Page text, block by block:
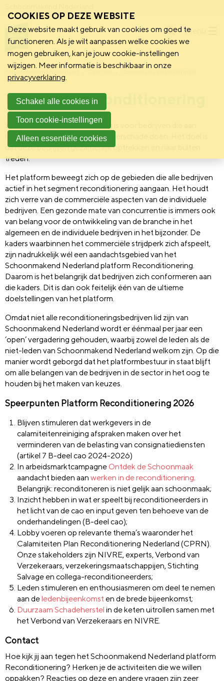
Menu
Schoonmakend Nederland
Platform Reconditionering
Het platform Reconditionering is voor bedrijven die aan
herstel na brand-, storm- en waterschade doen. Het doel is
dat deze bedrijven gezamenlijk optrekken en naar buiten
treden.
Het platform beweegt zich op de gebieden die alle bedrijven
actief in het segment reconditionering aangaan. Het houdt
zich verre van de commerciële aspecten van de individuele
bedrijven. Een gezonde mate van concurrentie is immers ook
van belang voor de ontwikkeling van de branche in het
algemeen en de individuele bedrijven in het bijzonder. De
kaders waarbinnen het commerciële strijdperk zich afspeelt,
zijn nadrukkelijk wél een aandachtsgebied van het
Schoonmakend Nederland platform Reconditionering.
Daarom is het belangrijk dat bedrijven zich conformeren aan
die kaders. Dit is dan ook feitelijk één van de ultieme
doelstellingen van het platform.
Omdat niet alle reconditioneringsbedrijven lid zijn van
Schoonmakend Nederland wordt er éénmaal per jaar een
‘open’ vergadering gehouden, waarbij zowel de leden als de
niet-leden van Schoonmakend Nederland welkom zijn. Op die
manier wordt geborgd dat het platformbestuur in staat blijft
om alle belangen van de bedrijven in de sector in het oog te
houden bij het maken van keuzes.
Speerpunten Platform Reconditionering 2026
Blijven stimuleren dat werkgevers in de
calamiteitenreiniging afspraken maken over het
verminderen van de belasting van consignatiediensten
(artikel 7 B-deel cao 2024-2026)
In arbeidsmarktcampagne Ontdek de Schoonmaak
aandacht bieden aan werken in de reconditionering.
Belangrijk: reconditoneren is niet gelijk aan schoonmaak;
Inzicht hebben in wat er speelt bij reconditioneerders in
het licht van de cao en input geven ten behoeve van de
onderhandelingen (B-deel cao);
Lobby voeren op relevante thema’s waaronder het
Calamiteiten Plan Reconditionering Nederland (CPRN).
Onze stakeholders zijn NIVRE, experts, Verbond van
Verzekeraars, verzekeringsmaatschappijen, Stichting
Salvage en collega-reconditioneerders;
Leden stimuleren en enthousiasmeren om deel te nemen
aan deledenbijeenkomsten de brede bijeenkomst;
Duurzaam Schadeherstel in de keten uitrollen samen met
het Verbond van Verzekeraars en NIVRE.
Contact
Hoe kijk jij aan tegen het Schoonmakend Nederland platform
Reconditionering? Herken je de activiteiten die we willen
oppakken? Reacties op deze en andere vragen zijn zeer
COOKIES OP DEZE WEBSITE
Deze website maakt gebruik van cookies om goed te
functioneren. Als je wilt aanpassen welke cookies we
mogen gebruiken, kan je jouw cookie-instellingen
wijzigen. Meer informatie is beschikbaar in onze
privacyverklaring.
Schakel alle cookies in
Toon cookie-instellingen
Alleen essentiële cookies